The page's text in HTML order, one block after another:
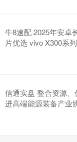
牛8速配 2025年安卓
片优选 vivo X300系
信通实盘 整合资源
进高端能源装备产业